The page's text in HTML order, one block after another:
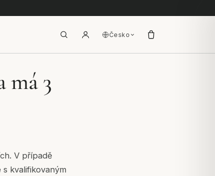
Česko
má 3
V případě
kvalifikovaným